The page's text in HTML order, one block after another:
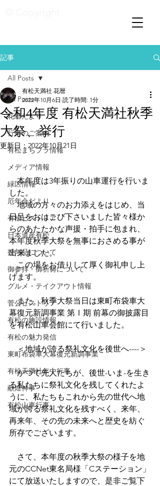
記事
All Posts
花暦たより
行事のご案内
有松まちブラ情報
メディア情報
緑区情報
厄年会だより
有松ヒストリア
日本遺産有松
授与品について
御参拝・御祈祷について
グルメ・テイクアウト情報
菅公ヒストリア
有松の施設情報
有松の魅力発信
東町布袋車大幕復元新調事業
有松天満社年中行事
献燈神事
有松山車行事
All Posts
令和4年度 有松天満社秋季
大祭、挙行
有松天満社 花暦
2022年10月6日 読了時間: 1分
更新日： 2022年10月21日
本年度は3年振りの山車運行を行いま
した。
地域の方々のお力添えをはじめ、当
日足をおはこび下さいました皆々様か
らのあたたかな声援・拍手に包まれ、
本年度秋季大祭を無事におさめる事が
出来ました。
この場をお借りして厚く御礼申し上
げます。
また、秋季大祭当日は東町布袋車大
幕復元新調事業 第Ⅰ期 前幕の御披露目
を有松山車会館にて行いました。
＜地域が誇る祭礼文化を後世へ----＞
かつて先人たちが、後世-いま-を生き
る私たちに祭礼文化を残してくれたよ
うに、私たちもこれから先の世代へ地
域が誇る祭礼文化を残すべく、来年、
再来年、その先の未来へと歴史を紡ぐ
所存でございます。
さて、本年度の秋季大祭の様子を地
元のCCNet東名局様「Cステーション」
にて放送いたしますので、是非ご覧下